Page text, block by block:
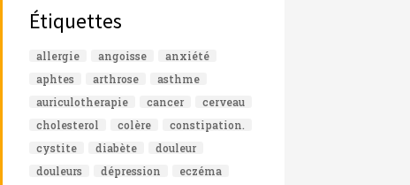
Étiquettes
allergie angoisse
anxiété
aphtes
arthrose
asthme
auriculotherapie
cancer
cerveau
cholesterol
colère
constipation.
cystite
diabète
douleur
douleurs
dépression
eczéma